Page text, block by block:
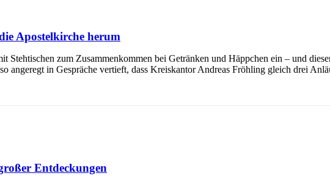
Apostelkirche herum
Stehtischen zum Zusammenkommen bei Getränken und Häppchen ein – und
angeregt in Gespräche vertieft, dass Kreiskantor Andreas Fröhling gleich drei
Entdeckungen